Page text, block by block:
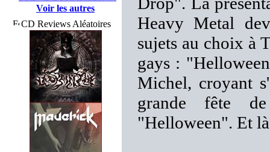
Voir les autres
CD Reviews Aléatoires
Heavy Metal
sujets au choix à
gays :
Michel, croyant
grande fête
"Helloween". Et